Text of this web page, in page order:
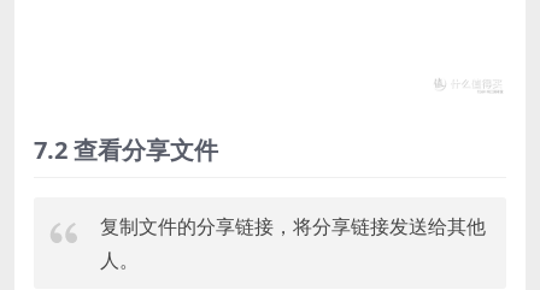
7.2 查看分享文件
复制文件的分享链接，将分享链接发送给其他
人。